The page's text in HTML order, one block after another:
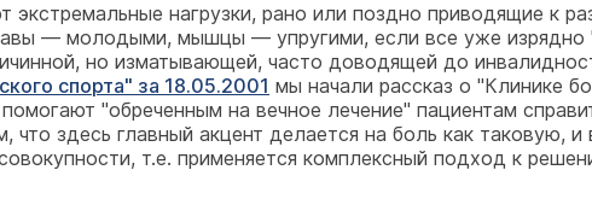
экстремальные нагрузки, рано или поздно приводящие к
— молодыми, мышцы — упругими, если все уже изрядно
но изматывающей, часто доводящей до
спорта" за 18.05.2001 мы начали рассказ о "Клинике
"обреченным на вечное лечение" пациентам
здесь главный акцент делается на боль как таковую, и
т.е. применяется комплексный подход к